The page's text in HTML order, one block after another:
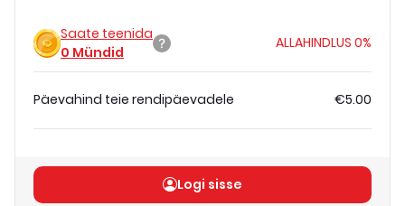
Saate teenida
0 Mündid
ALLAHINDLUS 0%
Päevahind teie rendipäevadele €5.00
Logi sisse